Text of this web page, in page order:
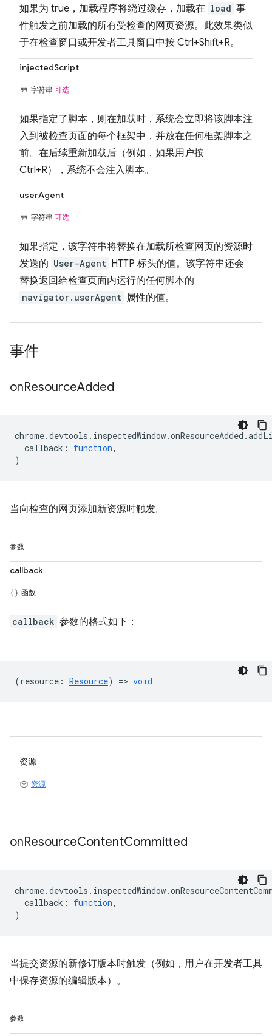
如果为 true，加载程序将绕过缓存，加载在 load 事
件触发之前加载的所有受检查的网页资源。此效果类似
于在检查窗口或开发者工具窗口中按 Ctrl+Shift+R。
injectedScript
字符串 可选
如果指定了脚本，则在加载时，系统会立即将该脚本注
入到被检查页面的每个框架中，并放在任何框架脚本之
前。在后续重新加载后（例如，如果用户按
Ctrl+R），系统不会注入脚本。
userAgent
字符串 可选
如果指定，该字符串将替换在加载所检查网页的资源时
发送的 User-Agent HTTP 标头的值。该字符串还会
替换返回给检查页面内运行的任何脚本的
navigator.userAgent 属性的值。
事件
onResourceAdded
chrome.devtools . inspectedWindow.onResourceAdded .
callback : function,
)
当向检查的网页添加新资源时触发。
参数
callback
函数
callback 参数的格式如下：
(resource : Resource) => void
资源
资源
onResourceContentCommitted
chrome.devtools . inspectedWindow.
callback : function,
)
当提交资源的新修订版本时触发（例如，用户在开发者工具
中保存资源的编辑版本）。
参数